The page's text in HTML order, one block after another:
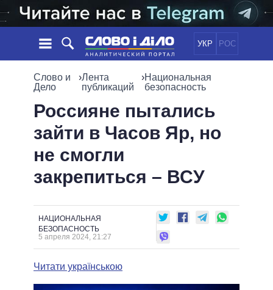
УКР РОС
НОВОСТИ
СТАТЬИ
МНЕНИЯ
ОБЗОРЫ
ОБЩЕСТВО
ПОЛИТИКИ
ВСЕ ПОЛИТИКИ
ПРЕЗИДЕНТ И ОФИС
ГЛАВЫ ОБЛАДМИНИСТРАЦИЙ
МЭРЫ
ВСЕ ПЕРСОНЫ
ИНФОГРАФИКА
ВИДЕО
ПОДДЕРЖАТЬ
СРАВНЕНИЕ ПОЛИТИКОВ
Слово и
Дело
›Лента
публикаций
›Национальная
безопасность
Россияне пытались
зайти в Часов Яр, но
не смогли
закрепиться – ВСУ
НАЦИОНАЛЬНАЯ
БЕЗОПАСНОСТЬ
5 апреля 2024, 21:27
Читати українською